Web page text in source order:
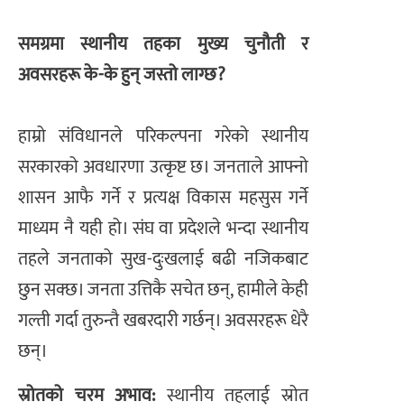
​समग्रमा स्थानीय तहका मुख्य चुनौती र
अवसरहरू के-के हुन् जस्तो लाग्छ?
हाम्रो संविधानले परिकल्पना गरेको स्थानीय
सरकारको अवधारणा उत्कृष्ट छ। जनताले आफ्नो
शासन आफै गर्ने र प्रत्यक्ष विकास महसुस गर्ने
माध्यम नै यही हो। संघ वा प्रदेशले भन्दा स्थानीय
तहले जनताको सुख-दुःखलाई बढी नजिकबाट
छुन सक्छ। जनता उत्तिकै सचेत छन्, हामीले केही
गल्ती गर्दा तुरुन्तै खबरदारी गर्छन्। अवसरहरू धेरै
छन्।
स्रोतको चरम अभाव:स्थानीय तहलाई स्रोत